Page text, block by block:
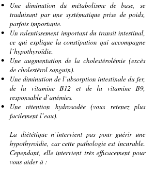
Une diminution du métabolisme de base, se
traduisant par une systématique prise de poids,
parfois importante.
Un ralentissement important du transit intestinal,
ce qui explique laconstipation qui accompagne
l’hypothyroïdie.
Une augmentation de la cholestérolémie (excès
de cholestérol sanguin).
Une diminution de l’absorption intestinale du fer,
de la vitamine B12 et de la vitamine B9,
responsable d’anémies.
Unerétention hydrosodée (vous retenez plus
facilement l’eau).
La diététique n’intervient pas pour guérir une
hypothyroïdie, car cette pathologieest incurable.
Cependant, elle intervient très efficacement pour
vous aider à :